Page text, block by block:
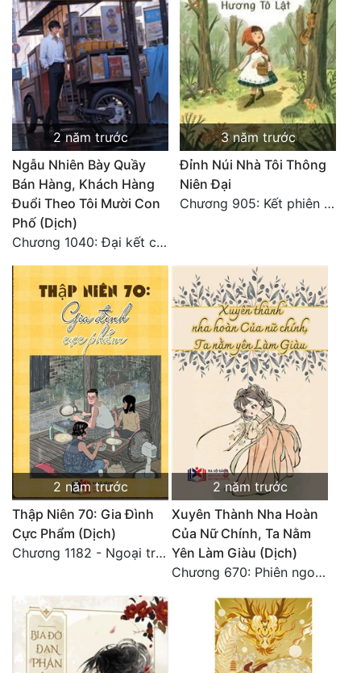
2 năm trước
Ngẫu Nhiên Bày Quầy
Bán Hàng, Khách Hàng
Đuổi Theo Tôi Mười Con
Phố (Dịch)
Chương 1040: Đại kết cục
3 năm trước
Đỉnh Núi Nhà Tôi Thông
Niên Đại
Chương 905: Kết phiên ngoại 7-toàn văn hoàn
2 năm trước
Thập Niên 70: Gia Đình
Cực Phẩm (Dịch)
Chương 1182 - Ngoại truyện 4
2 năm trước
Xuyên Thành Nha Hoàn
Của Nữ Chính, Ta Nằm
Yên Làm Giàu (Dịch)
Chương 670: Phiên ngoại 16. HẾT.